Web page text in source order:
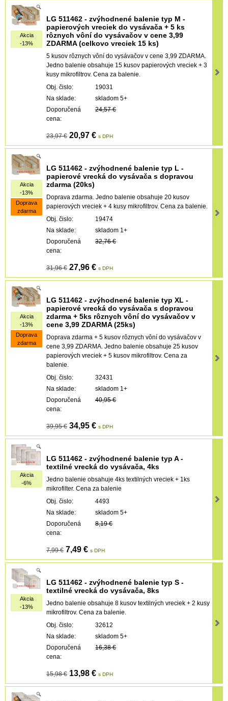
Akcia
-13%
LG 511462 - zvýhodnené balenie typ M -
papierových vreciek do vysávača + 5 ks
rôznych vôní do vysávačov v cene 3,99
ZDARMA (celkovo vreciek 15 ks)
5 kusov rôznych vôní do vysávačov v cene 3,99 ZDARMA.
Jedno balenie obsahuje 15 kusov papierových vreciek + 3
kusy mikrofiltrov. Cena za balenie.
Obj. čislo:
19031
Na sklade:
skladom 5+
Doporučená
cena:
24,57 €
23,97 € 20,97 € s DPH
Akcia
-13%
Doprava
zdarma
LG 511462 - zvýhodnené balenie typ L -
papierové vrecká do vysávača s dopravou
zdarma (20ks)
Doprava zdarma. Jedno balenie obsahuje 20 kusov
papierových vreciek + 4 kusy mikrofiltrov. Cena za balenie.
Obj. čislo:
19474
Na sklade:
skladom 1+
Doporučená
cena:
32,76 €
31,96 € 27,96 € s DPH
Akcia
-13%
Doprava
zdarma
LG 511462 - zvýhodnené balenie typ XL -
papierové vrecká do vysávača s dopravou
zdarma + 5ks rôznych vôní do vysávačov v
cene 3,99 ZDARMA (25ks)
Doprava zdarma + 5 kusov rôznych vôní do vysávačov v
cene 3,99 ZDARMA. Jedno balenie obsahuje 25 kusov
papierových vreciek + 5 kusov mikrofiltrov. Cena za
balenie.
Obj. čislo:
32431
Na sklade:
skladom 1+
Doporučená
cena:
40,95 €
39,95 € 34,95 € s DPH
Akcia
-6%
LG 511462 - zvýhodnené balenie typ A -
textilné vrecká do vysávača, 4ks
Jedno balenie obsahuje 4ks textilných vreciek + 1ks
mikrofilter. Cena za balenie
Obj. čislo:
4493
Na sklade:
skladom 5+
Doporučená
cena:
8,19 €
7,99 € 7,49 € s DPH
Akcia
-13%
LG 511462 - zvýhodnené balenie typ S -
textilné vrecká do vysávača, 8ks
Jedno balenie obsahuje 8 kusov textilných vreciek + 2 kusy
mikrofiltrov. Cena za balenie.
Obj. čislo:
32612
Na sklade:
skladom 5+
Doporučená
cena:
16,38 €
15,98 € 13,98 € s DPH